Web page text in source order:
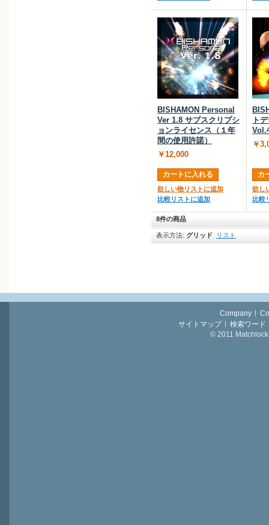
BISHAMON Personal
Ver 1.8 サブスクリプシ
ョンライセンス（１年
間の使用許諾）
￥12,000
カートに入れる
欲しい物リストに追加
比較リストに追加
ト
￥
カ
欲し
比較
8件の商品
表示方法: グリッド リスト
Company
サイトマップ
検索ワード
© 2011